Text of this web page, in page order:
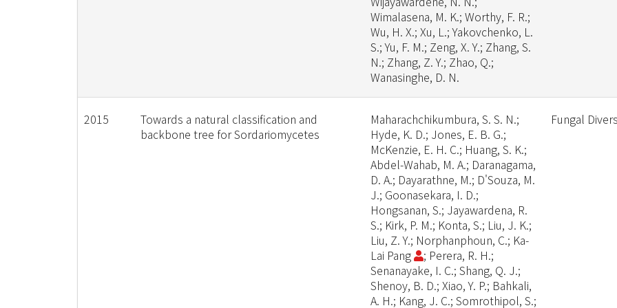
Wimalasena, M. K.; Worthy, F. R.;
Wu, H. X.; Xu, L.; Yakovchenko, L.
S.; Yu, F. M.; Zeng, X. Y.; Zhang, S.
N.; Zhang, Z. Y.; Zhao, Q.;
Wanasinghe, D. N.
2015
Towards a natural classification and
backbone tree for Sordariomycetes
Maharachchikumbura, S. S. N.;
Hyde, K. D.; Jones, E. B. G.;
McKenzie, E. H. C.; Huang, S. K.;
Abdel-Wahab, M. A.; Daranagama,
D. A.; Dayarathne, M.; D'Souza, M.
J.; Goonasekara, I. D.;
Hongsanan, S.; Jayawardena, R.
S.; Kirk, P. M.; Konta, S.; Liu, J. K.;
Liu, Z. Y.; Norphanphoun, C.; Ka-
Lai Pang
; Perera, R. H.;
Senanayake, I. C.; Shang, Q. J.;
Shenoy, B. D.; Xiao, Y. P.; Bahkali,
A. H.; Kang, J. C.; Somrothipol, S.;
Fungal